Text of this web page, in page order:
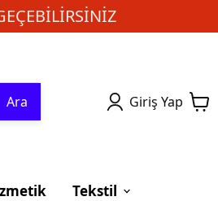
Ara Giriş Yap
Tekstil